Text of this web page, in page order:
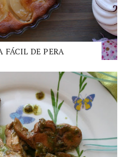
FÁCIL DE PERA